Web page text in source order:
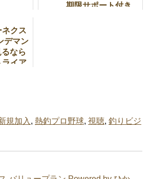
期限サポート付き
クス
デマン
るなら
ライア
規加入 , 熱釣プロ野球, 視聴, 釣りビジ